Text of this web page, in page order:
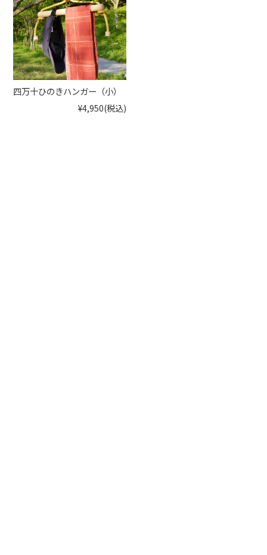
四万十ひのきハンガー（小）
¥4,950(税込)